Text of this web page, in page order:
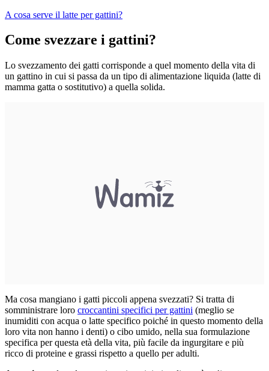
A cosa serve il latte per gattini?
Come svezzare i gattini?
Lo svezzamento dei gatti corrisponde a quel momento della vita di
un gattino in cui si passa da un tipo di alimentazione liquida (latte di
mamma gatta o sostitutivo) a quella solida.
Ma cosa mangiano i gatti piccoli appena svezzati? Si tratta di
somministrare loro croccantini specifici per gattini (meglio se
inumiditi con acqua o latte specifico poiché in questo momento della
loro vita non hanno i denti) o cibo umido, nella sua formulazione
specifica per questa età della vita, più facile da ingurgitare e più
ricco di proteine e grassi rispetto a quello per adulti.